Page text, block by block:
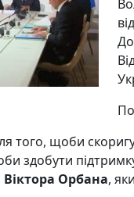
того, щоби
здобути
Орбана,